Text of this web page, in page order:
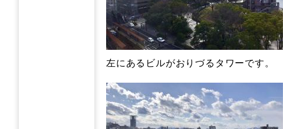
左にあるビルがおりづるタワーです。